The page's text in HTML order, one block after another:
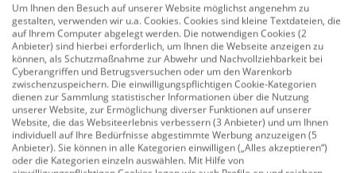
0,13 €/lfm
6,49 € 2,99 €/m²
Beschreibung
Selitstop Feuchteschutz Komfort Rolle 26
m
Produktnummer:0780402755
Notwendig bei mineralischen Untergründen zum
Um Ihnen den Besuch auf unserer Website möglichst angenehm zu
gestalten, verwenden wir u.a. Cookies. Cookies sind kleine Textdateien, die
auf Ihrem Computer abgelegt werden. Die notwendigen Cookies (2
Anbieter) sind hierbei erforderlich, um Ihnen die Webseite anzeigen zu
können, als Schutzmaßnahme zur Abwehr und Nachvollziehbarkeit bei
Cyberangriffen und Betrugsversuchen oder um den Warenkorb
zwischenzuspeichern. Die einwilligungspflichtigen Cookie-Kategorien
dienen zur Sammlung statistischer Informationen über die Nutzung
unserer Website, zur Ermöglichung diverser Funktionen auf unserer
Website, die das Websiteerlebnis verbessern (3 Anbieter) und um Ihnen
individuell auf Ihre Bedürfnisse abgestimmte Werbung anzuzeigen (5
Anbieter). Sie können in alle Kategorien einwilligen („Alles akzeptieren“)
oder die Kategorien einzeln auswählen. Mit Hilfe von